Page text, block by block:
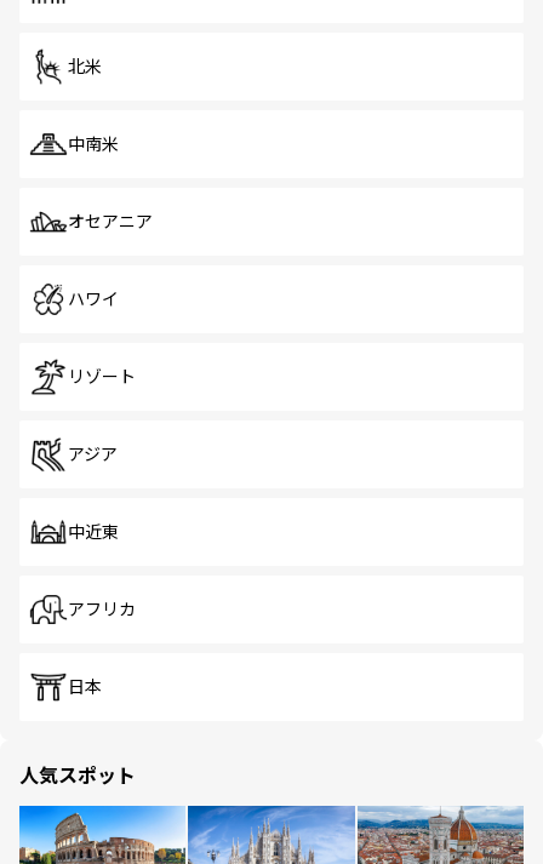
北米
中南米
オセアニア
ハワイ
リゾート
アジア
中近東
アフリカ
日本
人気スポット